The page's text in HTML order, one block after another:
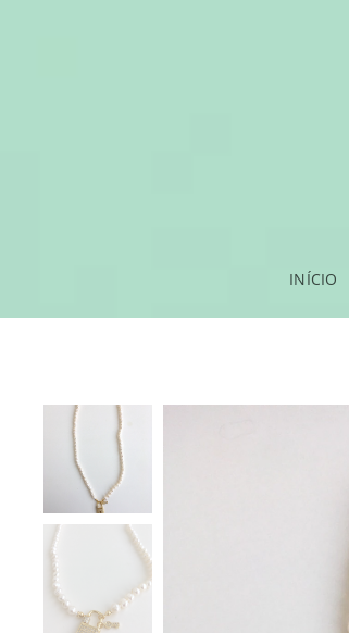
INÍCIO